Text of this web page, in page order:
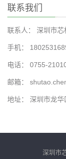
联系我们
联系人： 深圳市芯
手机：
电话： 0755-
邮箱：
地址： 深圳市龙
深圳市